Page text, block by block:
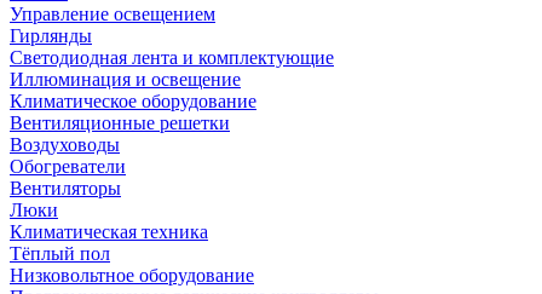
Управление освещением
Гирлянды
Светодиодная лента и комплектующие
Иллюминация и освещение
Климатическое оборудование
Вентиляционные решетки
Воздуховоды
Обогреватели
Вентиляторы
Люки
Климатическая техника
Тёплый пол
Низковольтное оборудование